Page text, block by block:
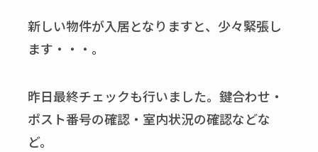
新しい物件が入居となりますと、少々緊張し
ます・・・。
昨日最終チェックも行いました。鍵合わせ・
ポスト番号の確認・室内状況の確認などな
ど。